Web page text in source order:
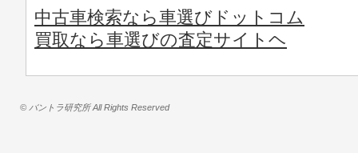
中古車検索なら車選びドットコム
買取なら車選びの査定サイトヘ
© バントラ研究所 All Rights Reserved